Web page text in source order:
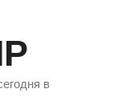
в